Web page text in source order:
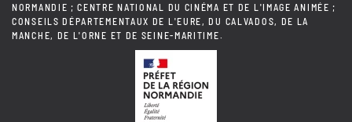
NORMANDIE ; CENTRE NATIONAL DU CINÉMA ET DE L'IMAGE ANIMÉE ;
CONSEILS DÉPARTEMENTAUX DE L'EURE, DU CALVADOS, DE LA
MANCHE, DE L'ORNE ET DE SEINE-MARITIME.